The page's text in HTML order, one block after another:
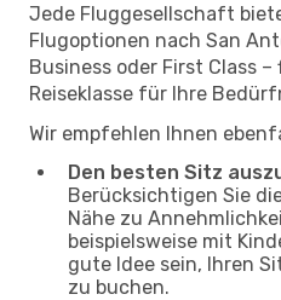
Jede Fluggesellschaft
Flugoptionen nach San
Business oder First Class
Reiseklasse für Ihre
Wir empfehlen Ihnen
Den besten Sitz
Berücksichtigen Sie
Nähe zu
beispielsweise mit
gute Idee sein, Ihren
zu buchen.